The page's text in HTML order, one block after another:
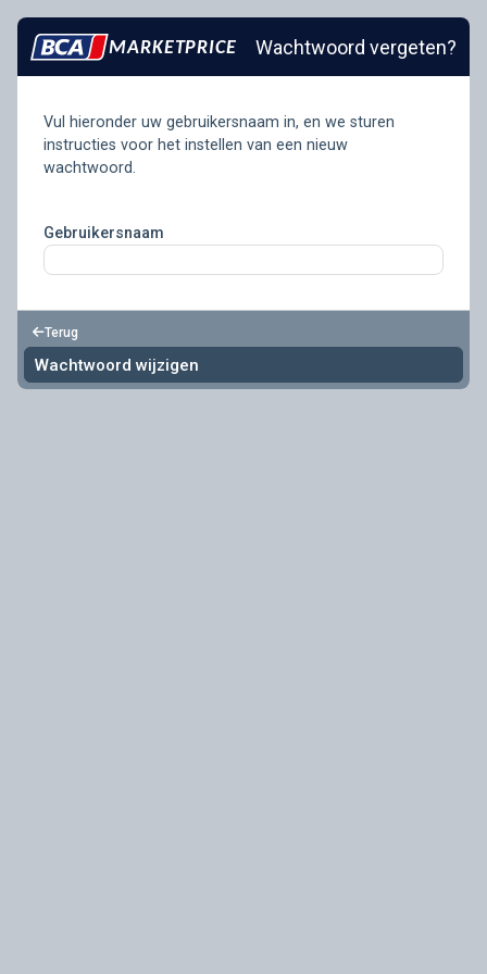
MARKETPRICE Wachtwoord vergeten?
Vul hieronder uw gebruikersnaam in, en we sturen
instructies voor het instellen van een nieuw
wachtwoord.
Gebruikersnaam
Terug
Wachtwoord wijzigen